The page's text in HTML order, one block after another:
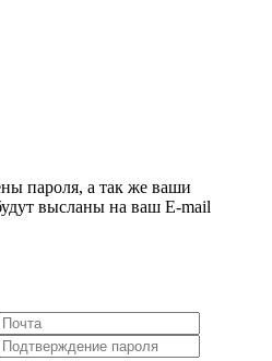
пароля, а так же ваши
высланы на ваш E-mail